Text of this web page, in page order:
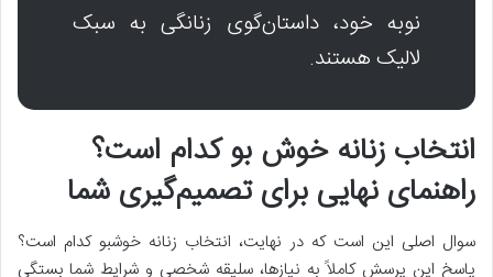
نوبه خود، داستان‌گوی زنانگی به سبک
لالیک هستند.
انتخاب زنانه خوش بو کدام است؟
راهنمای نهایی برای تصمیم‌گیری شما
سوال اصلی این است که در نهایت، انتخاب زنانه خوشبو کدام است؟
پاسخ این پرسش کاملاً به نیازها، سلیقه شخصی و شرایط شما بستگی